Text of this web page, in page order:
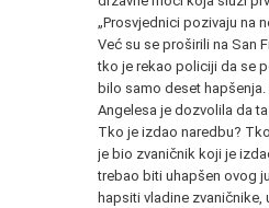
„Prosvjednici pozivaju na
Već su se proširili na San
tko je rekao policiji da se
bilo samo deset
Angelesa je dozvolila da
Tko je izdao naredbu?
je bio zvaničnik koji je
trebao biti uhapšen ovog
hapsiti vladine zvaničnike,